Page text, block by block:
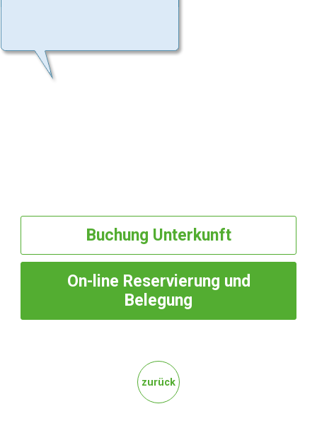
Buchung Unterkunft
On-line Reservierung und
Belegung
zurück